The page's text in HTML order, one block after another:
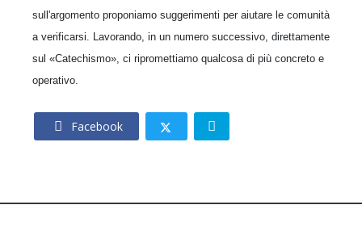
sull'argomento proponiamo suggerimenti per aiutare le comunità
a verificarsi. Lavorando, in un numero successivo, direttamente
sul «Catechismo», ci ripromettiamo qualcosa di più concreto e
operativo.
Facebook